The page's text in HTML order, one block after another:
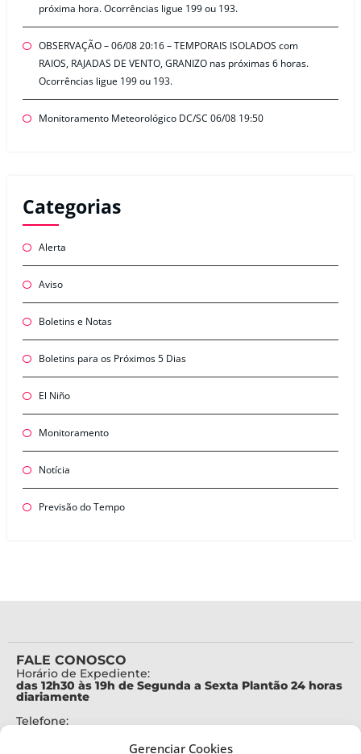
Gerenciar Cookies
próxima hora. Ocorrências ligue 199 ou 193.
OBSERVAÇÃO – 06/08 20:16 – TEMPORAIS ISOLADOS com
RAIOS, RAJADAS DE VENTO, GRANIZO nas próximas 6 horas.
Ocorrências ligue 199 ou 193.
Monitoramento Meteorológico DC/SC 06/08 19:50
Categorias
Alerta
Aviso
Boletins e Notas
Boletins para os Próximos 5 Dias
El Niño
Monitoramento
Notícia
Previsão do Tempo
FALE CONOSCO
Horário de Expediente:
das 12h30 às 19h de Segunda a Sexta Plantão 24 horas
diariamente
Telefone: